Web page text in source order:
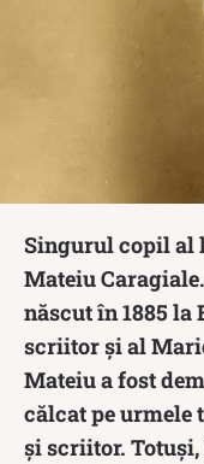
Singurul copil al
Mateiu
născut în 1885
scriitor și al
Mateiu a fost
călcat pe urmele
și scriitor.